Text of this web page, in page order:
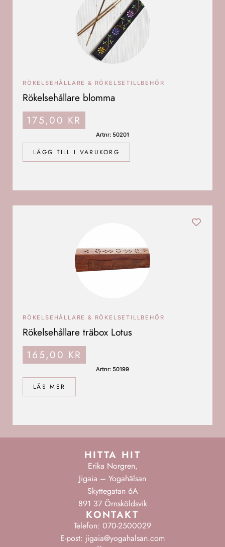
LÄGG TILL I VARUKORG
RÖKELSEHÅLLARE & RÖKELSETILLBEHÖR
Rökelsehållare blomma
175,00 KR
Artnr: 50201
LÄS MER
RÖKELSEHÅLLARE & RÖKELSETILLBEHÖR
Rökelsehållare träbox Lotus
165,00 KR
Artnr: 50199
HITTA HIT
Erika Norgren,
Jigaia – Yogahälsan
Skyttegatan 6A
891 37 Örnsköldsvik
KONTAKT
Telefon: 070-2500029
E-post: jigaia@yogahalsan.com